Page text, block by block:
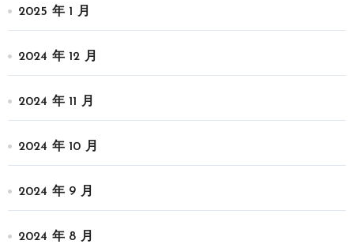
2025 年 1 月
2024 年 12 月
2024 年 11 月
2024 年 10 月
2024 年 9 月
2024 年 8 月